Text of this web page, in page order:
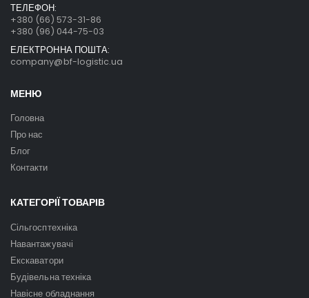
ТЕЛЕФОН:
+380 (66) 573-31-86
+380 (96) 044-75-03
ЕЛЕКТРОННА ПОШТА:
company@bf-logistic.ua
МЕНЮ
Головна
Про нас
Блог
Контакти
КАТЕГОРІЇ ТОВАРІВ
Сільгосптехніка
Навантажувачі
Екскаватори
Будівельна техніка
Навісне обладнання